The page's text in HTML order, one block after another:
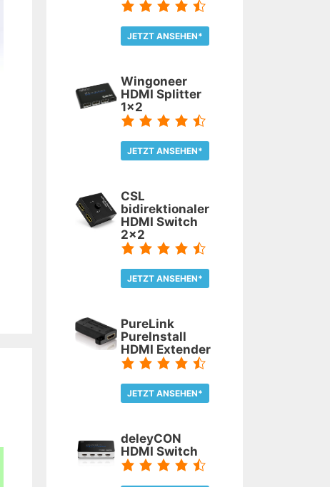
JETZT ANSEHEN*
Wingoneer
HDMI Splitter
1x2
JETZT ANSEHEN*
CSL
bidirektionaler
HDMI Switch
2x2
JETZT ANSEHEN*
PureLink
PureInstall
HDMI Extender
JETZT ANSEHEN*
deleyCON
HDMI Switch